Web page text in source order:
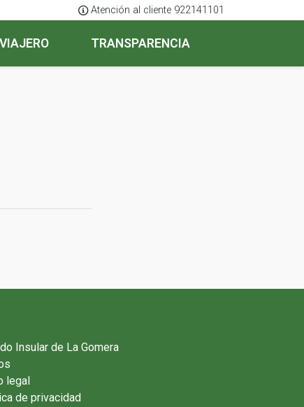
Atención al cliente 922141101
TRANSPARENCIA
Insular de La Gomera
legal
de privacidad